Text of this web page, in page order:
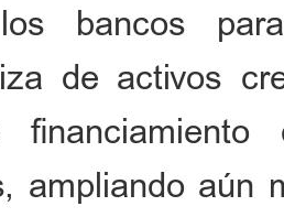
bancos
de activos
ampliando aún